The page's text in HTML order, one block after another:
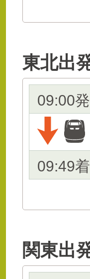
東北出
09:00発
09:49着
関東出